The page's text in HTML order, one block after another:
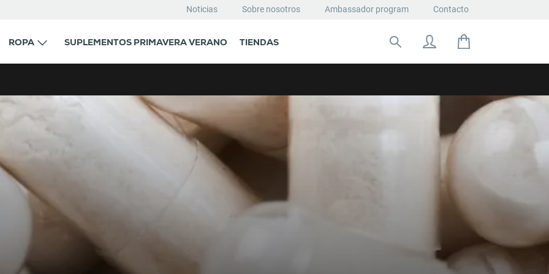
Noticias Sobre nosotros Ambassador program Contacto
ROPA SUPLEMENTOS PRIMAVERA VERANO TIENDAS
Buscar: